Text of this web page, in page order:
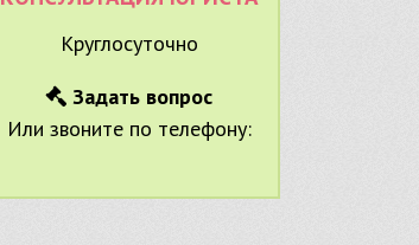
Круглосуточно
Задать вопрос
Или звоните по телефону: